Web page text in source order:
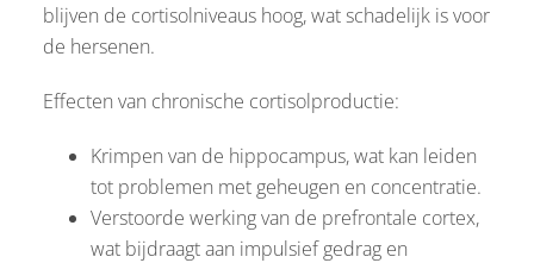
blijven de cortisolniveaus hoog, wat schadelijk is voor
de hersenen.
Effecten van chronische cortisolproductie:
Krimpen van de hippocampus, wat kan leiden
tot problemen met geheugen en concentratie.
Verstoorde werking van de prefrontale cortex,
wat bijdraagt aan impulsief gedrag en